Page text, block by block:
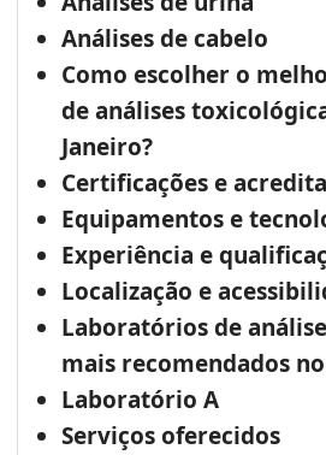
Análises de cabelo
Como escolher o
de análises
Janeiro?
Certificações e
Equipamentos e
Experiência e
Localização e
Laboratórios de
mais recomendados
Laboratório A
Serviços oferecidos